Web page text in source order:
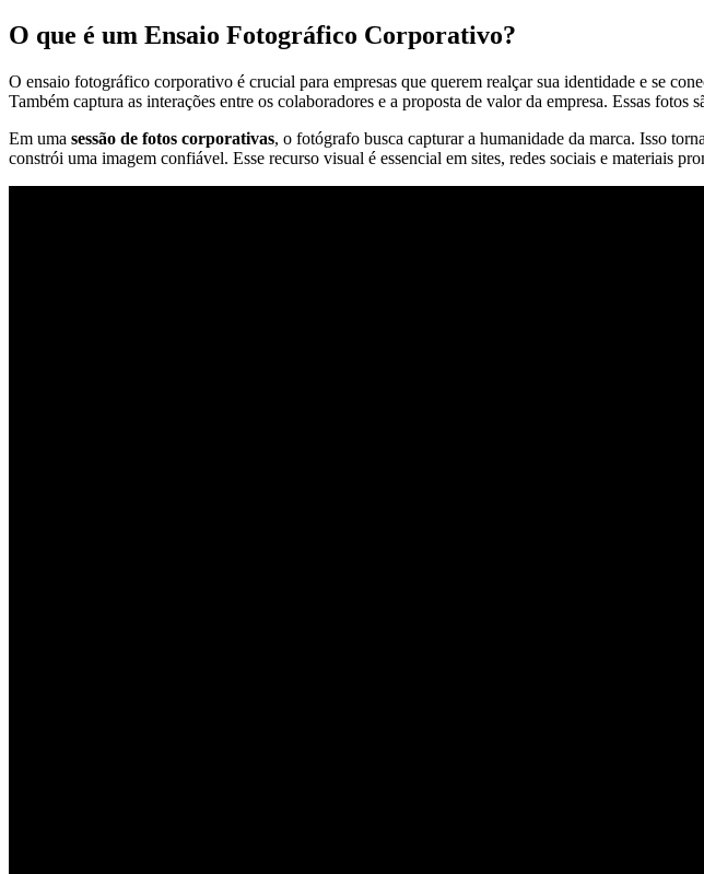
O que é um Ensaio Fotográfico Corporativo?
O ensaio fotográfico corporativo é crucial para empresas que querem realçar sua identidade e se
Também captura as interações entre os colaboradores e a proposta de valor da empresa. Essas fotos
Em uma sessão de fotos corporativas, o fotógrafo busca capturar a humanidade da marca. Isso
constrói uma imagem confiável. Esse recurso visual é essencial em sites, redes sociais e materiais